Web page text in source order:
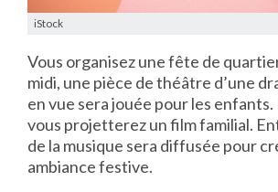
iStock
Vous organisez une fête de
midi, une pièce de théâtre d’une
en vue sera jouée pour les enfants.
vous projetterez un film familial.
de la musique sera diffusée pour
ambiance festive.